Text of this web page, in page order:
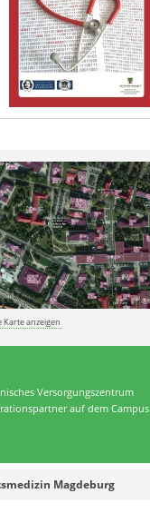
Karte anzeigen
Versorgungszentrum
auf dem Campus
Magdeburg